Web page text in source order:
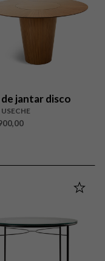
de jantar disco